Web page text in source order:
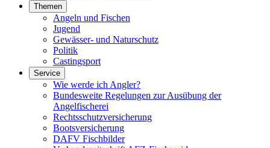
Themen
Angeln und Fischen
Jugend
Gewässer- und Naturschutz
Politik
Castingsport
Service
Wie werde ich Angler?
Bundesweite Regelungen zur Ausübung der
Angelfischerei
Rechtsschutzversicherung
Bootsversicherung
DAFV Fischbilder